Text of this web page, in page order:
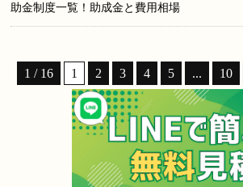
助金制度一覧！助成金と費用相場
1 / 16 1 2 3 4 5 ... 10